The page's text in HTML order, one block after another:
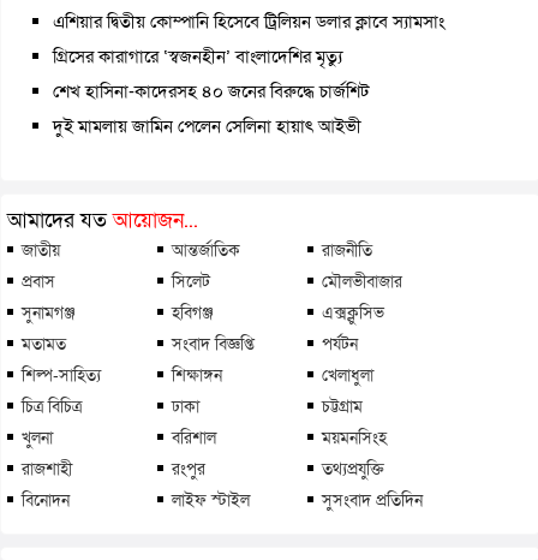
এশিয়ার দ্বিতীয় কোম্পানি হিসেবে ট্রিলিয়ন ডলার ক্লাবে স্যামসাং
গ্রিসের কারাগারে ‘স্বজনহীন’ বাংলাদেশির মৃত্যু
শেখ হাসিনা-কাদেরসহ ৪০ জনের বিরুদ্ধে চার্জশিট
দুই মামলায় জামিন পেলেন সেলিনা হায়াৎ আইভী
আমাদের যতআয়োজন...
জাতীয় আন্তর্জাতিক
রাজনীতি
প্রবাস
সিলেট
মৌলভীবাজার
সুনামগঞ্জ
হবিগঞ্জ
এক্সক্লুসিভ
মতামত
সংবাদ বিজ্ঞপ্তি
পর্যটন
শিল্প-সাহিত্য
শিক্ষাঙ্গন
খেলাধুলা
চিত্র বিচিত্র
ঢাকা
চট্টগ্রাম
খুলনা
বরিশাল
ময়মনসিংহ
রাজশাহী
রংপুর
তথ্যপ্রযুক্তি
বিনোদন
লাইফ স্টাইল সুসংবাদ প্রতিদিন